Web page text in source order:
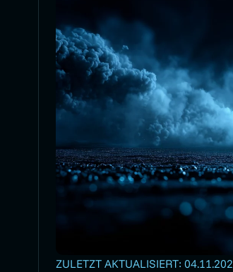
ZULETZT AKTUALISIERT: